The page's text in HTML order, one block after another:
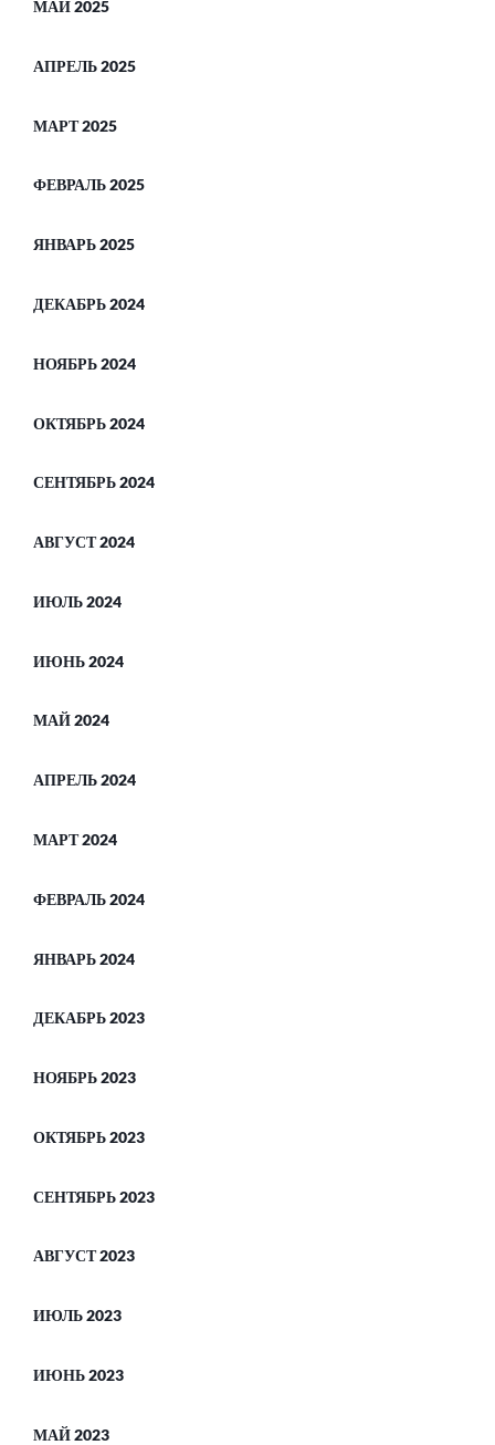
МАЙ 2025
АПРЕЛЬ 2025
МАРТ 2025
ФЕВРАЛЬ 2025
ЯНВАРЬ 2025
ДЕКАБРЬ 2024
НОЯБРЬ 2024
ОКТЯБРЬ 2024
СЕНТЯБРЬ 2024
АВГУСТ 2024
ИЮЛЬ 2024
ИЮНЬ 2024
МАЙ 2024
АПРЕЛЬ 2024
МАРТ 2024
ФЕВРАЛЬ 2024
ЯНВАРЬ 2024
ДЕКАБРЬ 2023
НОЯБРЬ 2023
ОКТЯБРЬ 2023
СЕНТЯБРЬ 2023
АВГУСТ 2023
ИЮЛЬ 2023
ИЮНЬ 2023
МАЙ 2023